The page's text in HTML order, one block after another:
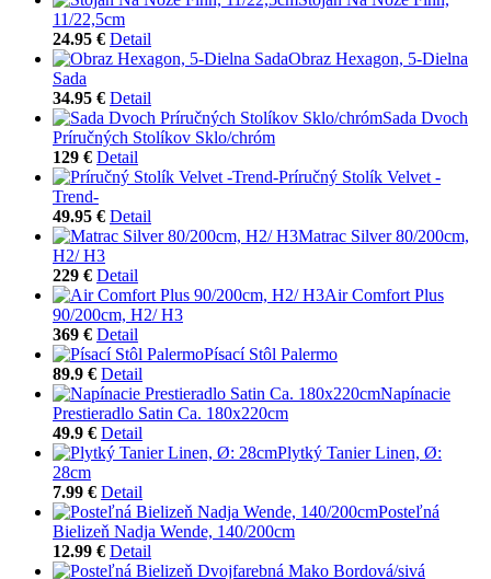
11/22,5cm
24.95 € Detail
Obraz Hexagon, 5-Dielna
Sada
34.95 € Detail
Sada Dvoch
Príručných Stolíkov Sklo/chróm
129 € Detail
Príručný Stolík Velvet -
Trend-
49.95 € Detail
Matrac Silver 80/200cm,
H2/ H3
229 € Detail
Air Comfort Plus
90/200cm, H2/ H3
369 € Detail
Písací Stôl Palermo
89.9 € Detail
Napínacie
Prestieradlo Satin Ca. 180x220cm
49.9 € Detail
Plytký Tanier Linen, Ø:
28cm
7.99 € Detail
Posteľná
Bielizeň Nadja Wende, 140/200cm
12.99 € Detail